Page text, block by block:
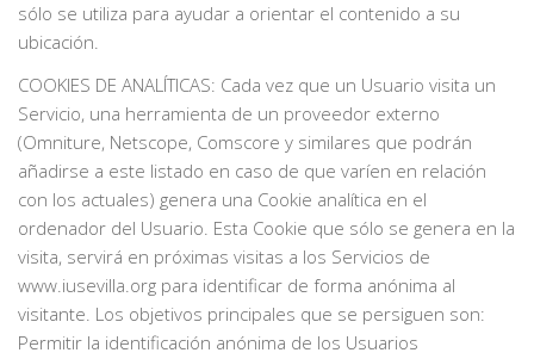
sólo se utiliza para ayudar a orientar el contenido a su
ubicación.
COOKIES DE ANALÍTICAS: Cada vez que un Usuario visita un
Servicio, una herramienta de un proveedor externo
(Omniture, Netscope, Comscore y similares que podrán
añadirse a este listado en caso de que varíen en relación
con los actuales) genera una Cookie analítica en el
ordenador del Usuario. Esta Cookie que sólo se genera en la
visita, servirá en próximas visitas a los Servicios de
www.iusevilla.org para identificar de forma anónima al
visitante. Los objetivos principales que se persiguen son:
Permitir la identificación anónima de los Usuarios